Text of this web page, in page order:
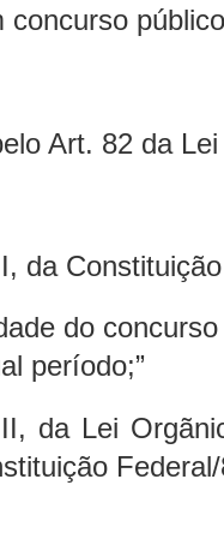
concurso
Art. 82 da
da
do
período;”
da Lei
Federal/